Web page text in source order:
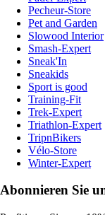
Pecheur-Store
Pet and Garden
Slowood Interior
Smash-Expert
Sneak'In
Sneakids
Sport is good
Training-Fit
Trek-Expert
Triathlon-Expert
TripnBikers
Vélo-Store
Winter-Expert
Abonnieren Sie